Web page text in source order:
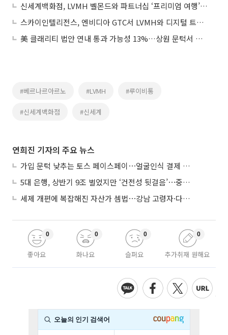
신세계백화점, LVMH 벨몬드와 파트너십 ‘프리미엄 여행’ 가속도
스카이인텔리전스, 엔비디아 GTC서 LVMH와 디지털 트윈 리테일 전략 공개
美 클래리티 법안 연내 통과 가능성 13%…상원 문턱서 제동
#베르나르아르노 #LVMH #루이비통
#신세계백화점 #신세계
연희진 기자의 주요 뉴스
가입 문턱 낮추는 토스 페이스페이⋯얼굴인식 결제 확산 속도낸다
5대 은행, 상반기 9조 벌었지만 ‘건전성 뒷걸음’⋯중기대출 문턱 높아지나
세제 개편에 복잡해진 자산가 셈법⋯강남 고령자·다주택자 ‘자산재편 고심’
좋아요
0
화나요
0
슬퍼요
0
추가취재 원해요
0